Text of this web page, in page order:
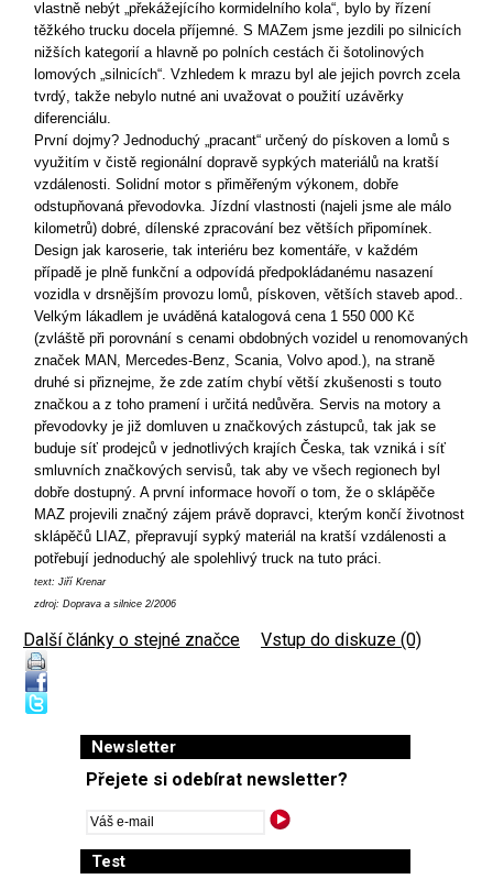
vlastně nebýt „překážejícího kormidelního kola“, bylo by řízení
těžkého trucku docela příjemné. S MAZem jsme jezdili po silnicích
nižších kategorií a hlavně po polních cestách či šotolinových
lomových „silnicích“. Vzhledem k mrazu byl ale jejich povrch zcela
tvrdý, takže nebylo nutné ani uvažovat o použití uzávěrky
diferenciálu.
První dojmy? Jednoduchý „pracant“ určený do pískoven a lomů s
využitím v čistě regionální dopravě sypkých materiálů na kratší
vzdálenosti. Solidní motor s přiměřeným výkonem, dobře
odstupňovaná převodovka. Jízdní vlastnosti (najeli jsme ale málo
kilometrů) dobré, dílenské zpracování bez větších připomínek.
Design jak karoserie, tak interiéru bez komentáře, v každém
případě je plně funkční a odpovídá předpokládanému nasazení
vozidla v drsnějším provozu lomů, pískoven, větších staveb apod..
Velkým lákadlem je uváděná katalogová cena 1 550 000 Kč
(zvláště při porovnání s cenami obdobných vozidel u renomovaných
značek MAN, Mercedes-Benz, Scania, Volvo apod.), na straně
druhé si přiznejme, že zde zatím chybí větší zkušenosti s touto
značkou a z toho pramení i určitá nedůvěra. Servis na motory a
převodovky je již domluven u značkových zástupců, tak jak se
buduje síť prodejců v jednotlivých krajích Česka, tak vzniká i síť
smluvních značkových servisů, tak aby ve všech regionech byl
dobře dostupný. A první informace hovoří o tom, že o sklápěče
MAZ projevili značný zájem právě dopravci, kterým končí životnost
sklápěčů LIAZ, přepravují sypký materiál na kratší vzdálenosti a
potřebují jednoduchý ale spolehlivý truck na tuto práci.
text: Jiří Krenar
zdroj: Doprava a silnice 2/2006
Další články o stejné značce Vstup do diskuze (0)
Newsletter
Přejete si odebírat newsletter?
Test